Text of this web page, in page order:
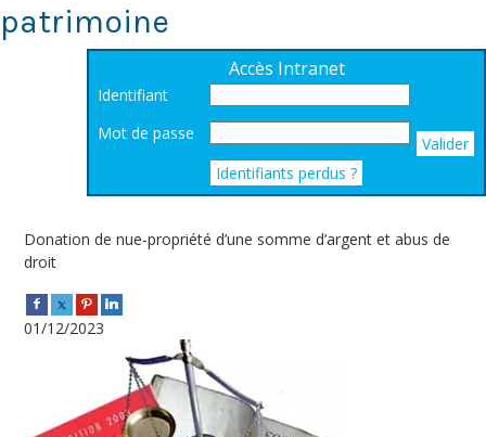
patrimoine
Accès Intranet
Identifiant
Mot de passe
Valider
Identifiants perdus ?
Donation de nue-propriété d’une somme d’argent et abus de
droit
01/12/2023